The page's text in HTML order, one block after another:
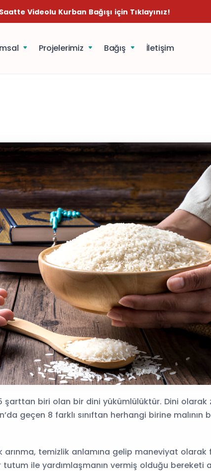
Videolu Kurban Bağışı için Tıklayınız!
Projelerimiz Bağış İletişim
şarttan biri olan bir dini yükümlülüktür. Dini olarak
geçen 8 farklı sınıftan herhangi birine malının
arınma, temizlik anlamına gelip maneviyat olarak
tutum ile yardımlaşmanın vermiş olduğu bereketi